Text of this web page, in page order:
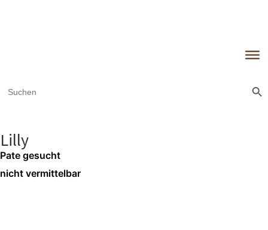
for:
Lilly
Pate gesucht
nicht vermittelbar